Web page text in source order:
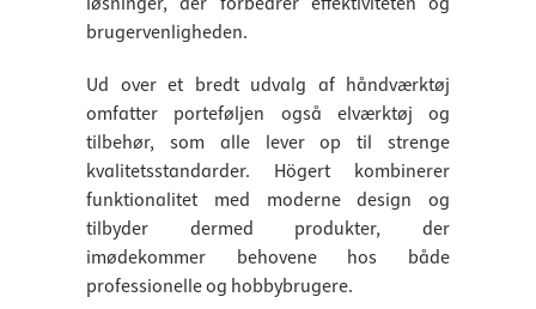
brugervenligheden.
Ud over et bredt udvalg af håndværktøj
omfatter porteføljen også elværktøj og
tilbehør, som alle lever op til strenge
kvalitetsstandarder. Högert kombinerer
funktionalitet med moderne design og
tilbyder dermed produkter, der
imødekommer behovene hos både
professionelle og hobbybrugere.